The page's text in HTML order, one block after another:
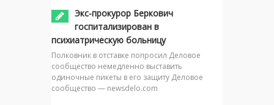
Экс-прокурор Беркович
госпитализирован в
психиатрическую больницу
Полковник в отставке попросил Деловое
сообщество немедленно выставить
одиночные пикеты в его защиту Деловое
сообщество — newsdelo.com